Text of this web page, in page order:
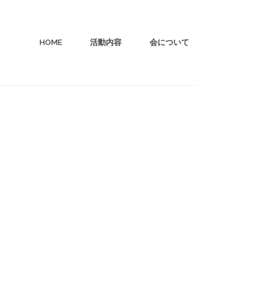
HOME 活動内容 会について